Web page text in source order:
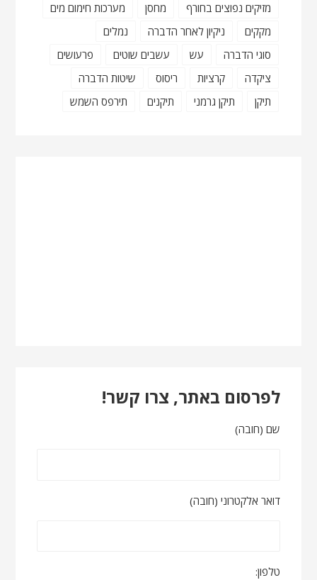
מזיקים נפוצים בחורף
מחסן
מערכות חימום מים
מקקים
ניקיון לאחר הדברה
נמלים
סוגי הדברה
עש עשבים שוטים
פרעושים
ציקדה
קרציות ריסוס
שיטות הדברה
תיקן
תיקן גרמני תיקנים תירפס השמש
לפרסום באתר, צרו קשר!
שם (חובה)
דואר אלקטרוני (חובה)
טלפון: